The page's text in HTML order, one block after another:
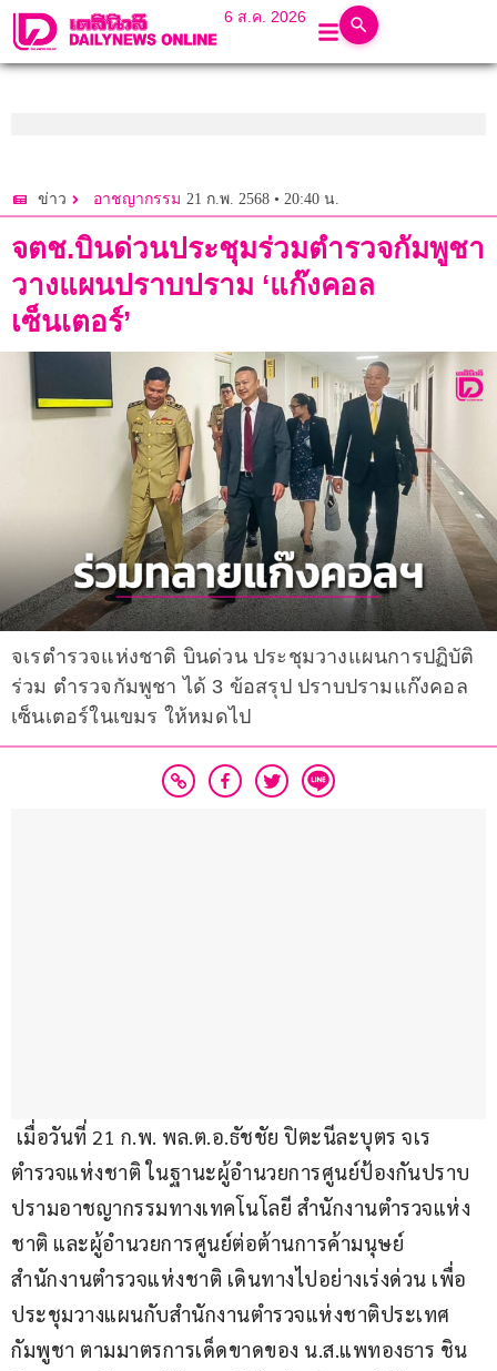
6 ส.ค. 2026
ข่าว อาชญากรรม 21 ก.พ. 2568 • 20:40 น.
จตช.บินด่วนประชุมร่วมตำรวจกัมพูชา
วางแผนปราบปราม ‘แก๊งคอล
เซ็นเตอร์’
จเรตำรวจแห่งชาติ บินด่วน ประชุมวางแผนการปฏิบัติ
ร่วม ตำรวจกัมพูชา ได้ 3 ข้อสรุป ปราบปรามแก๊งคอล
เซ็นเตอร์ในเขมร ให้หมดไป
ตำรวจแห่งชาติ ในฐานะผู้อำนวยการศูนย์ป้องกันปราบ
ปรามอาชญากรรมทางเทคโนโลยี สำนักงานตำรวจแห่ง
ชาติ และผู้อำนวยการศูนย์ต่อต้านการค้ามนุษย์
สำนักงานตำรวจแห่งชาติ เดินทางไปอย่างเร่งด่วน เพื่อ
ประชุมวางแผนกับสำนักงานตำรวจแห่งชาติประเทศ
กัมพูชา ตามมาตรการเด็ดขาดของ น.ส.แพทองธาร ชิน